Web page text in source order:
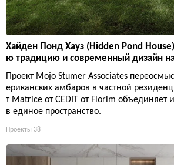
Хайден Понд Хауз (Hidden Pond
ю традицию и современный дизайн
Проект Mojo Stumer Associates
ериканских амбаров в частной
т Matrice от CEDIT от Florim объединяет
в единое пространство.
Проекты 38